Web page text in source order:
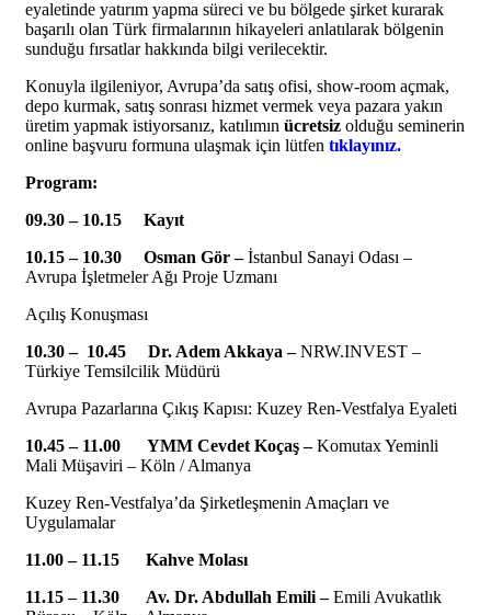
eyaletinde yatırım yapma süreci ve bu bölgede şirket kurarak
başarılı olan Türk firmalarının hikayeleri anlatılarak bölgenin
sunduğu fırsatlar hakkında bilgi verilecektir.
Konuyla ilgileniyor, Avrupa’da satış ofisi, show-room açmak,
depo kurmak, satış sonrası hizmet vermek veya pazara yakın
üretim yapmak istiyorsanız, katılımın ücretsiz olduğu seminerin
online başvuru formuna ulaşmak için lütfen tıklayınız.
Program:
09.30 – 10.15 Kayıt
10.15 – 10.30
Osman Gör –İstanbul Sanayi Odası –
Avrupa İşletmeler Ağı Proje Uzmanı
Açılış Konuşması
10.30 – 10.45
Dr. Adem Akkaya –NRW.INVEST –
Türkiye Temsilcilik Müdürü
Avrupa Pazarlarına Çıkış Kapısı: Kuzey Ren-Vestfalya Eyaleti
10.45 – 11.00
YMM Cevdet Koçaş –Komutax Yeminli
Mali Müşaviri – Köln / Almanya
Kuzey Ren-Vestfalya’da Şirketleşmenin Amaçları ve
Uygulamalar
11.00 – 11.15
Kahve Molası
11.15 – 11.30
Av. Dr. Abdullah Emili –Emili Avukatlık